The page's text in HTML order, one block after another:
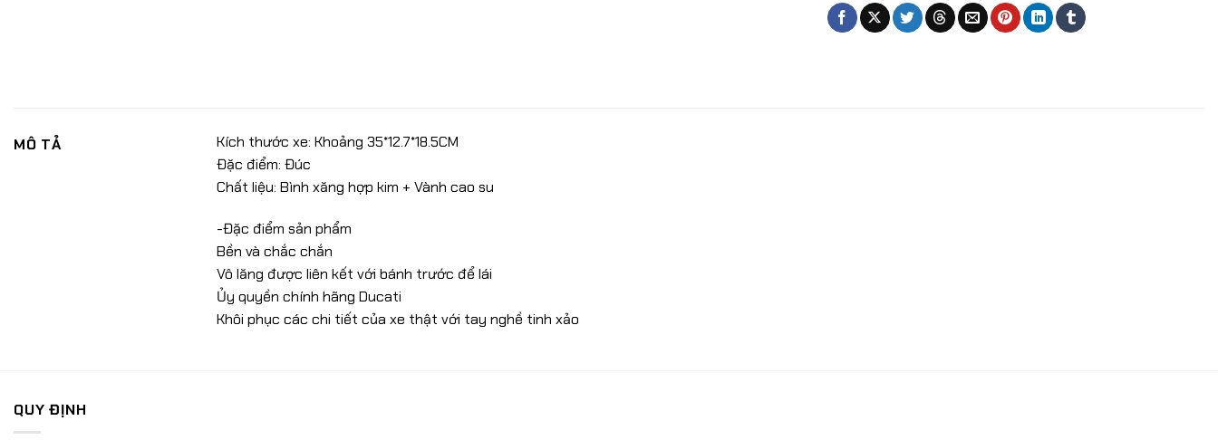
MÔ TẢ
Kích thước xe: Khoảng 35*12.7*18.5CM
Đặc điểm: Đúc
Chất liệu: Bình xăng hợp kim + Vành cao su
-Đặc điểm sản phẩm
Bền và chắc chắn
Vô lăng được liên kết với bánh trước để lái
Ủy quyền chính hãng Ducati
Khôi phục các chi tiết của xe thật với tay nghề tinh xảo
QUY ĐỊNH